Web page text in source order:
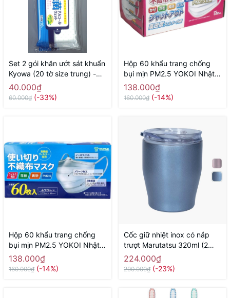
Set 2 gói khăn ướt sát khuẩn
Kyowa (20 tờ size trung) -
Hàng Nhật nội địa
40.000₫
60.000₫ (-33%)
Hộp 60 khẩu trang chống
bụi mịn PM2.5 YOKOI Nhật
Bản (size nữ, trẻ em) - Hàng
Nhật nội địa
138.000₫
160.000₫ (-14%)
Hộp 60 khẩu trang chống
bụi mịn PM2.5 YOKOI Nhật
Bản - Hàng Nhật nội địa
138.000₫
160.000₫ (-14%)
Cốc giữ nhiệt inox có nắp
trượt Marutatsu 320ml (2
màu blue, pink)
224.000₫
290.000₫ (-23%)